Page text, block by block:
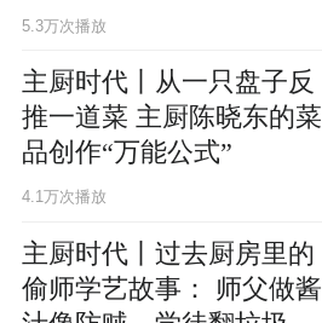
我？”
5.3万次播放
主厨时代丨从一只盘子反
推一道菜 主厨陈晓东的菜
品创作“万能公式”
4.1万次播放
主厨时代丨过去厨房里的
偷师学艺故事： 师父做酱